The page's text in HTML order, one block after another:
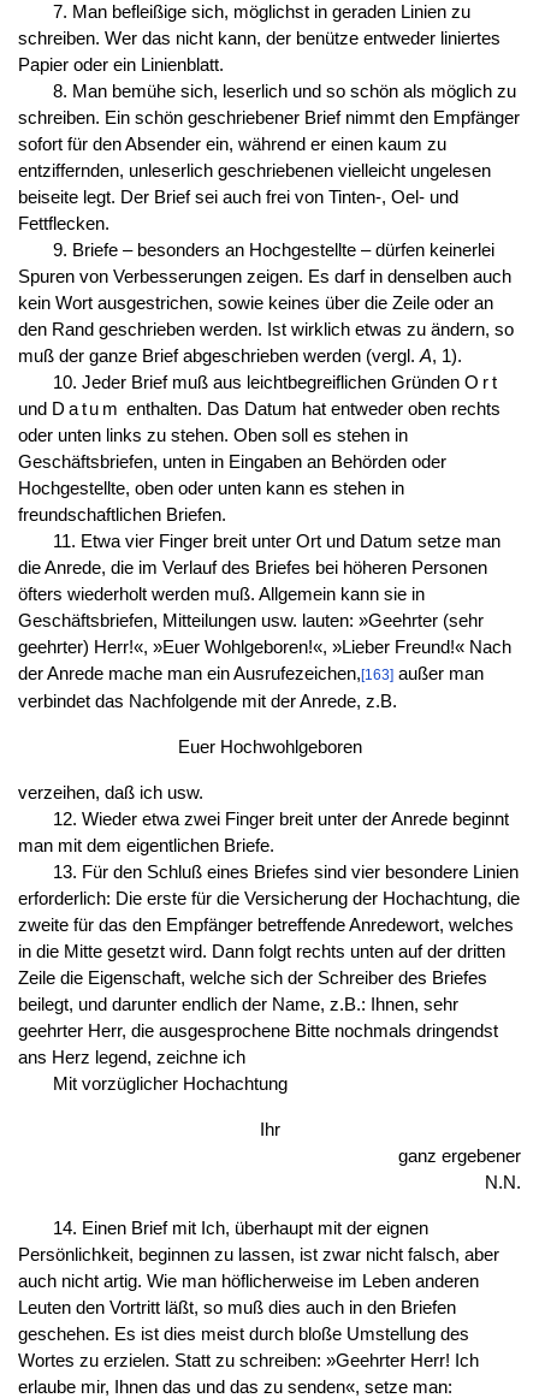
7. Man befleißige sich, möglichst in geraden Linien zu
schreiben. Wer das nicht kann, der benütze entweder liniertes
Papier oder ein Linienblatt.
8. Man bemühe sich, leserlich und so schön als möglich zu
schreiben. Ein schön geschriebener Brief nimmt den Empfänger
sofort für den Absender ein, während er einen kaum zu
entziffernden, unleserlich geschriebenen vielleicht ungelesen
beiseite legt. Der Brief sei auch frei von Tinten-, Oel- und
Fettflecken.
9. Briefe – besonders an Hochgestellte – dürfen keinerlei
Spuren von Verbesserungen zeigen. Es darf in denselben auch
kein Wort ausgestrichen, sowie keines über die Zeile oder an
den Rand geschrieben werden. Ist wirklich etwas zu ändern, so
muß der ganze Brief abgeschrieben werden (vergl. A, 1).
10. Jeder Brief muß aus leichtbegreiflichen Gründen Ort
und Datum enthalten. Das Datum hat entweder oben rechts
oder unten links zu stehen. Oben soll es stehen in
Geschäftsbriefen, unten in Eingaben an Behörden oder
Hochgestellte, oben oder unten kann es stehen in
freundschaftlichen Briefen.
11. Etwa vier Finger breit unter Ort und Datum setze man
die Anrede, die im Verlauf des Briefes bei höheren Personen
öfters wiederholt werden muß. Allgemein kann sie in
Geschäftsbriefen, Mitteilungen usw. lauten: »Geehrter (sehr
geehrter) Herr!«, »Euer Wohlgeboren!«, »Lieber Freund!« Nach
der Anrede mache man ein Ausrufezeichen,[163]außer man
verbindet das Nachfolgende mit der Anrede, z.B.
Euer Hochwohlgeboren
verzeihen, daß ich usw.
12. Wieder etwa zwei Finger breit unter der Anrede beginnt
man mit dem eigentlichen Briefe.
13. Für den Schluß eines Briefes sind vier besondere Linien
erforderlich: Die erste für die Versicherung der Hochachtung, die
zweite für das den Empfänger betreffende Anredewort, welches
in die Mitte gesetzt wird. Dann folgt rechts unten auf der dritten
Zeile die Eigenschaft, welche sich der Schreiber des Briefes
beilegt, und darunter endlich der Name, z.B.: Ihnen, sehr
geehrter Herr, die ausgesprochene Bitte nochmals dringendst
ans Herz legend, zeichne ich
Mit vorzüglicher Hochachtung
Ihr
ganz ergebener
N.N.
14. Einen Brief mit Ich, überhaupt mit der eignen
Persönlichkeit, beginnen zu lassen, ist zwar nicht falsch, aber
auch nicht artig. Wie man höflicherweise im Leben anderen
Leuten den Vortritt läßt, so muß dies auch in den Briefen
geschehen. Es ist dies meist durch bloße Umstellung des
Wortes zu erzielen. Statt zu schreiben: »Geehrter Herr! Ich
erlaube mir, Ihnen das und das zu senden«, setze man: